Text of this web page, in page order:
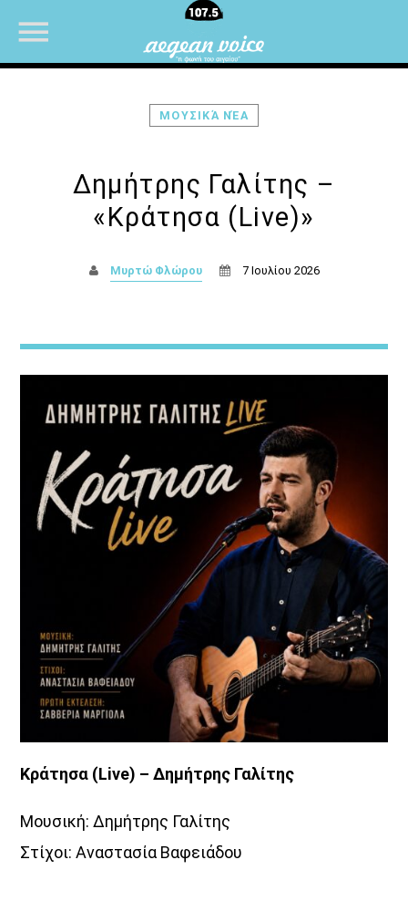
Discover More
UPCOMING SHOWS
ΜΟΥΣΙΚΆ ΝΈΑ
Δημήτρης Γαλίτης –
«Κράτησα (Live)»
Μυρτώ Φλώρου 7 Ιουλίου 2026
Κράτησα (Live) – Δημήτρης Γαλίτης
Μουσική: Δημήτρης Γαλίτης
Στίχοι: Αναστασία Βαφειάδου